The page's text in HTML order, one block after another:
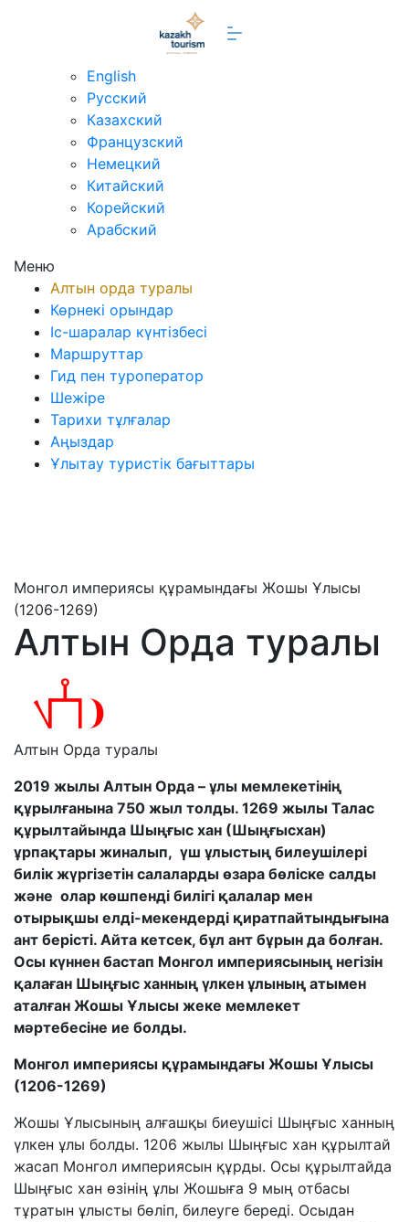
English
Русский
Казахский
Французский
Немецкий
Китайский
Корейский
Арабский
Меню
Алтын орда туралы
Көрнекі орындар
Іс-шаралар күнтізбесі
Маршруттар
Гид пен туроператор
Шежіре
Тарихи тұлғалар
Аңыздар
Ұлытау туристік бағыттары
Монгол империясы құрамындағы Жошы Ұлысы
(1206-1269)
Алтын Орда туралы
Алтын Орда туралы
2019 жылы Алтын Орда – ұлы мемлекетінің
құрылғанына 750 жыл толды. 1269 жылы Талас
құрылтайында Шыңғыс хан (Шыңғысхан)
ұрпақтары жиналып, үш ұлыстың билеушілері
билік жүргізетін салаларды өзара бөліске салды
және олар көшпенді билігі қалалар мен
отырықшы елді-мекендерді қиратпайтындығына
ант берісті. Айта кетсек, бұл ант бұрын да болған.
Осы күннен бастап Монгол империясының негізін
қалаған Шыңғыс ханның үлкен ұлының атымен
аталған Жошы Ұлысы жеке мемлекет
мәртебесіне ие болды.
Монгол империясы құрамындағы Жошы Ұлысы
(1206-1269)
Жошы Ұлысының алғашқы биеушісі Шыңғыс ханның
үлкен ұлы болды. 1206 жылы Шыңғыс хан құрылтай
жасап Монгол империясын құрды. Осы құрылтайда
Шыңғыс хан өзінің ұлы Жошыға 9 мың отбасы
тұратын ұлысты бөліп, билеуге береді. Осыдан